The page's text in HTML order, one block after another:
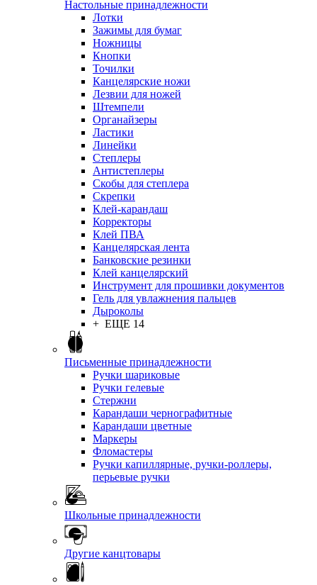
Настольные принадлежности
Лотки
Зажимы для бумаг
Ножницы
Кнопки
Точилки
Канцелярские ножи
Лезвии для ножей
Штемпели
Органайзеры
Ластики
Линейки
Степлеры
Антистеплеры
Скобы для степлера
Скрепки
Клей-карандаш
Корректоры
Клей ПВА
Канцелярская лента
Банковские резинки
Клей канцелярский
Инструмент для прошивки документов
Гель для увлажнения пальцев
Дыроколы
+ ЕЩЕ 14
Письменные принадлежности
Ручки шариковые
Ручки гелевые
Стержни
Карандаши чернографитные
Карандаши цветные
Маркеры
Фломастеры
Ручки капиллярные, ручки-роллеры,
перьевые ручки
Школьные принадлежности
Другие канцтовары